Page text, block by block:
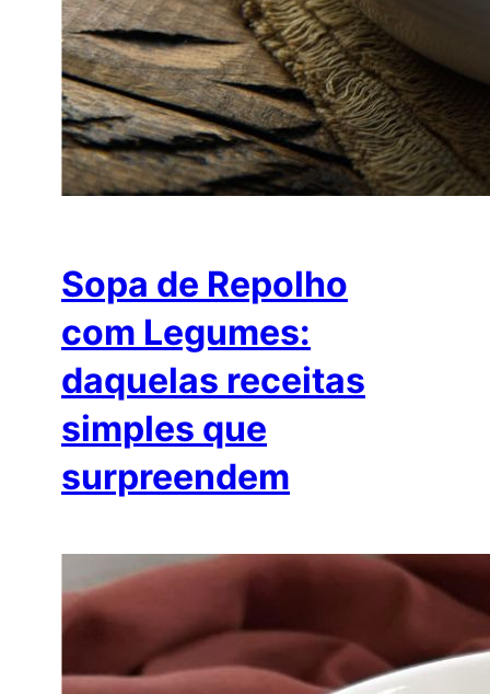
Sopa de Repolho
com Legumes:
daquelas receitas
simples que
surpreendem